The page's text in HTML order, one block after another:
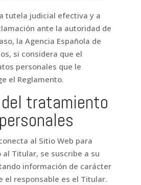
tutela judicial efectiva y a
ante la autoridad de
la Agencia Española de
si considera que el
personales que le
el Reglamento.
tratamiento
al Sitio Web para
Titular, se suscribe a su
información de carácter
el responsable es el Titular.